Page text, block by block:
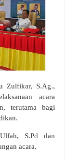
Zulfikar, S.Ag.,
acara
terutama bagi
S.Pd dan
acara.